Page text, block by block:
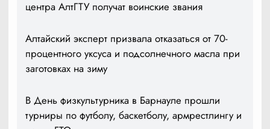
центра АлтГТУ получат воинские звания
Алтайский эксперт призвала отказаться от 70-
процентного уксуса и подсолнечного масла при
заготовках на зиму
В День физкультурника в Барнауле прошли
турниры по футболу, баскетболу, армрестлингу и